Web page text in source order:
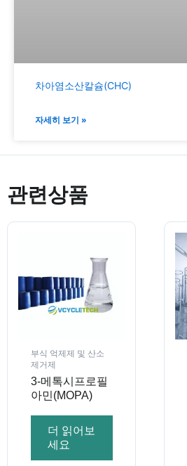
차아염소산칼슘(CHC)
자세히 보기 »
관련상품
부식 억제제 및 산소
제거제
3-메톡시프로필
아민(MOPA)
더 읽어보
세요